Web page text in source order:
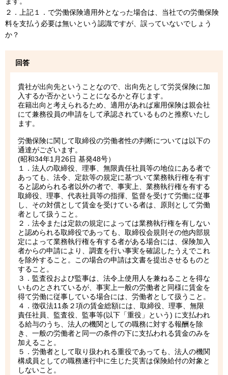
２．上記１．で労働保険適用外となった場合は、当社での労働保険
料を支払う必要は無いという認識ですが、誤っていないでしょう
か？
回答
貴社が出向先ということなので、出向先として労災保険に加
入するか否かということになるかと存じます。
在籍出向と考えられるため、適用があれば雇用保険は親会社
にて兼務役員の申請をして承認されているものと推察いたし
ます。
労働保険に関して取締役の労働者性の判断については以下の
通達がございます。
(昭和34年1月26日 基発48号）
１．法人の取締役、理事、無限責任社員等の地位にある者で
あっても、法令、定款等の規定に基づいて業務執行権を有す
ると認められる者以外の者で、事実上、業務執行権を有する
取締役、理事、代表社員等の指揮、監督を受けて労働に従事
し、その対償として賃金を受けている者は、原則として労働
者として扱うこと。
２．法令または定款の規定によっては業務執行権を有しない
と認められる取締役であっても、取締役会規則その他内部規
定によって業務執行権を有する者がある場合には、保険加入
者からの申請により、調査を行い事実を確認したうえでこれ
を除外すること。この場合の申請は文書を提出させるものと
すること。
３．監査役および監事は、法令上使用人を兼ねることを得な
いものとされているが、事実上一般の労働者と同様に賃金を
得て労働に従事している場合には、労働者として扱うこと。
４．徴収法11条２項の賃金総額には、取締役、理事、無限
責任社員、監査役、監事等(以下「重役」という) に支払われ
る給与のうち、法人の機関としての職務に対する報酬を除
き、一般の労働者と同一の条件の下に支払われる賃金のみを
加えること。
５．労働者として取り扱われる重役であっても、法人の機関
構成員としての職務遂行中に生じた災害は保険給付の対象と
しないこと。